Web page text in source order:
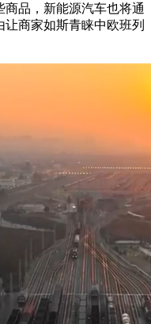
品，新能源汽车也将通
商家如斯青睐中欧班列